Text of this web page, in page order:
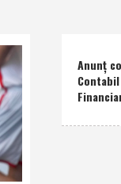
Anunţ